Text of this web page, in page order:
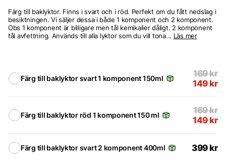
Färg till baklyktor. Finns i svart och i röd. Perfekt om du fått nedslag i
besiktningen. Vi säljer dessa i både 1 komponent och 2 komponent.
Obs 1 komponent är billigare men tål kemikalier dåligt. 2 komponent
tål avfettning. Används till alla lyktor som du vill tona... Läs mer
Färg till baklyktor svart 1 komponent 150ml 169kr
149 kr
Färg till baklyktor röd 1 komponent 150 ml 169kr
149 kr
Färg till baklyktor svart 2 komponent 400ml 399 kr